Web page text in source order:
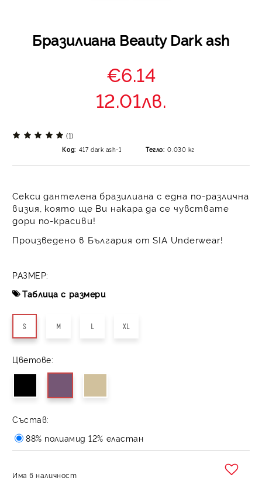
Бразилиана Beauty Dark ash
€6.14
12.01лв.
(1)
Код: 417 dark ash-1 Тегло: 0.030 кг
Секси дантелена бразилиана с една по-различна
визия, която ще Ви накара да се чувствате
дори по-красиви!
Произведено в България от SIA Underwear!
РАЗМЕР:
Таблица с размери
S M L XL
Цветове:
Състав:
88% полиамид 12% еластан
Има в наличност